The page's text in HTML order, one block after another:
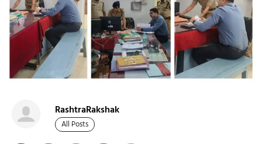
RashtraRakshak
All Posts